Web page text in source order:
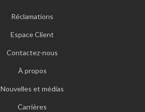
Réclamations
Espace Client
Contactez-nous
À propos
Nouvelles et médias
Carrières